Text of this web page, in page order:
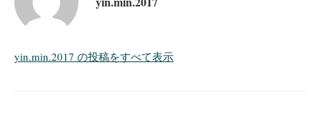
yin.min.2017 の投稿をすべて表示